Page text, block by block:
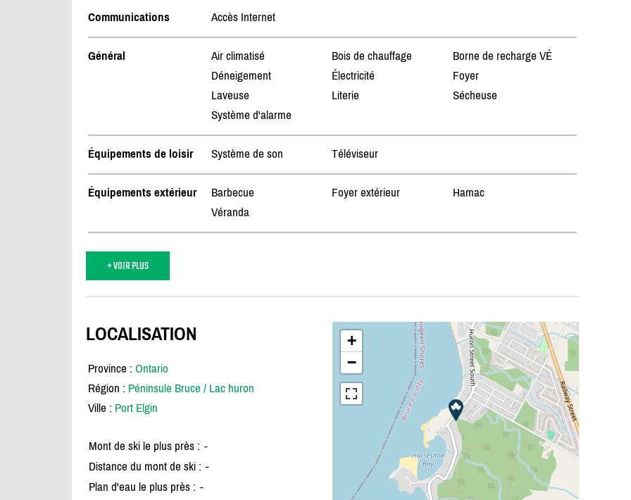
Communications Accès Internet
Général Air climatisé Bois de chauffage
Borne de recharge VÉ
Déneigement
Électricité
Foyer
Laveuse
Literie
Sécheuse
Système d'alarme
Équipements de loisir Système de son Téléviseur
Équipements extérieur Barbecue Foyer extérieur
Hamac
Véranda
+ VOIR PLUS
+
−
LOCALISATION
Province : Ontario
Région : Péninsule Bruce / Lac huron
Ville : Port Elgin
Mont de ski le plus près : -
Distance du mont de ski : -
Plan d'eau le plus près : -